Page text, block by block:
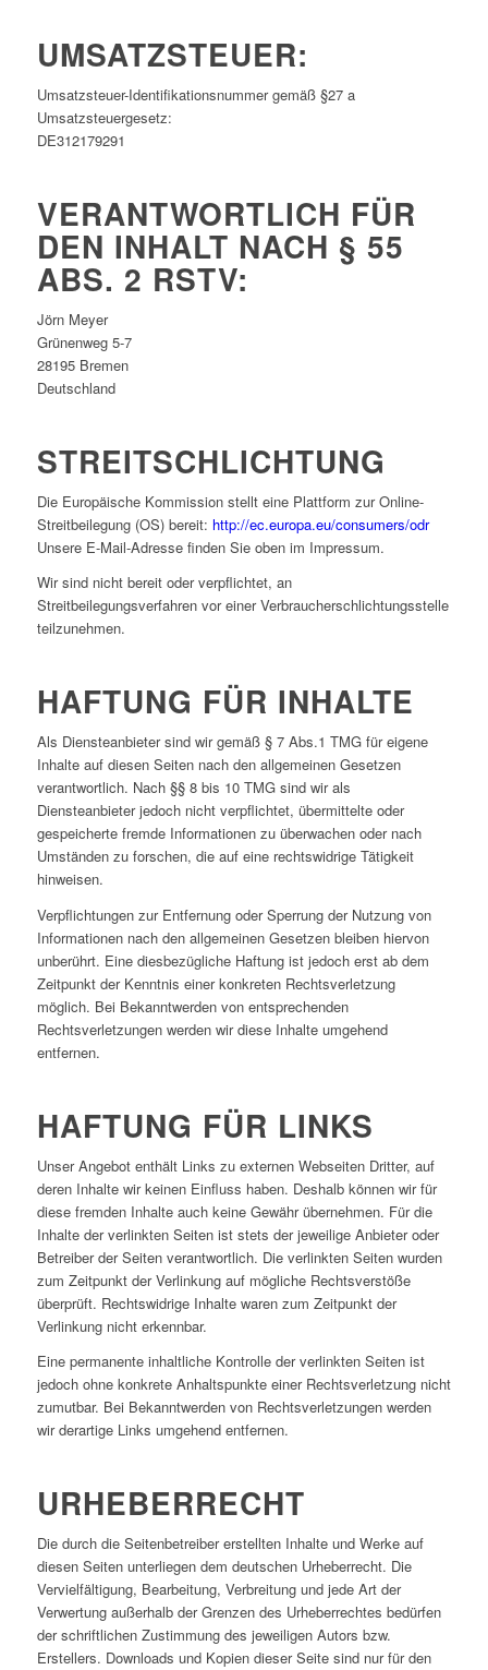
UMSATZSTEUER:
Umsatzsteuer-Identifikationsnummer gemäß §27 a
Umsatzsteuergesetz:
DE312179291
VERANTWORTLICH FÜR
DEN INHALT NACH § 55
ABS. 2 RSTV:
Jörn Meyer
Grünenweg 5-7
28195 Bremen
Deutschland
STREITSCHLICHTUNG
Die Europäische Kommission stellt eine Plattform zur Online-
Streitbeilegung (OS) bereit: http://ec.europa.eu/consumers/odr
Unsere E-Mail-Adresse finden Sie oben im Impressum.
Wir sind nicht bereit oder verpflichtet, an
Streitbeilegungsverfahren vor einer Verbraucherschlichtungsstelle
teilzunehmen.
HAFTUNG FÜR INHALTE
Als Diensteanbieter sind wir gemäß § 7 Abs.1 TMG für eigene
Inhalte auf diesen Seiten nach den allgemeinen Gesetzen
verantwortlich. Nach §§ 8 bis 10 TMG sind wir als
Diensteanbieter jedoch nicht verpflichtet, übermittelte oder
gespeicherte fremde Informationen zu überwachen oder nach
Umständen zu forschen, die auf eine rechtswidrige Tätigkeit
hinweisen.
Verpflichtungen zur Entfernung oder Sperrung der Nutzung von
Informationen nach den allgemeinen Gesetzen bleiben hiervon
unberührt. Eine diesbezügliche Haftung ist jedoch erst ab dem
Zeitpunkt der Kenntnis einer konkreten Rechtsverletzung
möglich. Bei Bekanntwerden von entsprechenden
Rechtsverletzungen werden wir diese Inhalte umgehend
entfernen.
HAFTUNG FÜR LINKS
Unser Angebot enthält Links zu externen Webseiten Dritter, auf
deren Inhalte wir keinen Einfluss haben. Deshalb können wir für
diese fremden Inhalte auch keine Gewähr übernehmen. Für die
Inhalte der verlinkten Seiten ist stets der jeweilige Anbieter oder
Betreiber der Seiten verantwortlich. Die verlinkten Seiten wurden
zum Zeitpunkt der Verlinkung auf mögliche Rechtsverstöße
überprüft. Rechtswidrige Inhalte waren zum Zeitpunkt der
Verlinkung nicht erkennbar.
Eine permanente inhaltliche Kontrolle der verlinkten Seiten ist
jedoch ohne konkrete Anhaltspunkte einer Rechtsverletzung nicht
zumutbar. Bei Bekanntwerden von Rechtsverletzungen werden
wir derartige Links umgehend entfernen.
URHEBERRECHT
Die durch die Seitenbetreiber erstellten Inhalte und Werke auf
diesen Seiten unterliegen dem deutschen Urheberrecht. Die
Vervielfältigung, Bearbeitung, Verbreitung und jede Art der
Verwertung außerhalb der Grenzen des Urheberrechtes bedürfen
der schriftlichen Zustimmung des jeweiligen Autors bzw.
Erstellers. Downloads und Kopien dieser Seite sind nur für den